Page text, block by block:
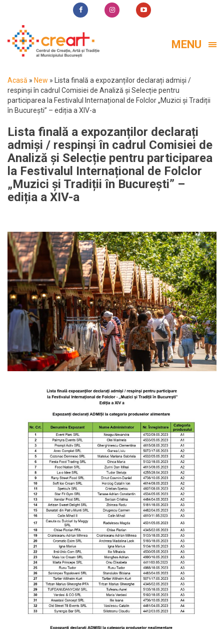
MENU
Acasă » New »
Lista finală a expozanților declarați admiși /
respinși în cadrul Comisiei de Analiză și Selecție pentru
participarea la Festivalul Internațional de Folclor „Muzici și Tradiții
în București” – ediția a XIV-a
Lista finală a expozanților declarați
admiși / respinși în cadrul Comisiei de
Analiză și Selecție pentru participarea
la Festivalul Internațional de Folclor
„Muzici și Tradiții în București” –
ediția a XIV-a